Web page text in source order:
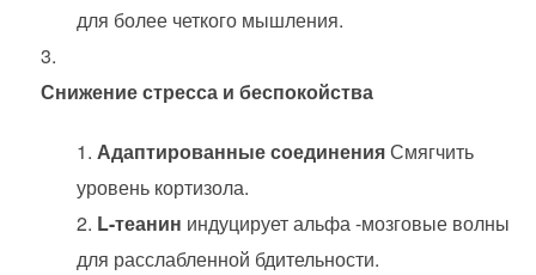
для более четкого мышления.
Снижение стресса и беспокойства
Адаптированные соединенияСмягчить
уровень кортизола.
L-теанин индуцирует альфа -мозговые волны
для расслабленной бдительности.